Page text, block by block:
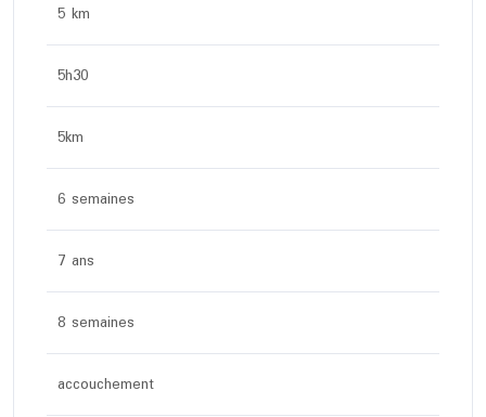
5 km
5h30
5km
6 semaines
7 ans
8 semaines
accouchement